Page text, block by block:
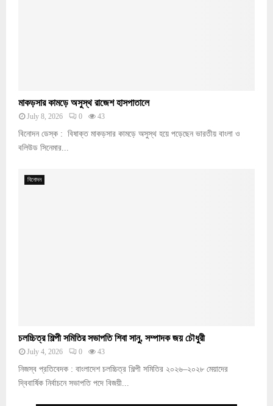
মাকড়সার কামড়ে অসুস্থ রাজেশ হাসপাতালে
July 8, 2026 0 43
বিনোদন ডেস্ক : বিষাক্ত মাকড়সার কামড়ে অসুস্থ হয়ে পড়েছেন ভারতীয় বাংলা ও
বলিউড সিনেমার...
বিনোদন
চলচ্চিত্র শিল্পী সমিতির সভাপতি শিবা সানু, সম্পাদক জয় চৌধুরী
July 4, 2026 0 43
নিজস্ব প্রতিবেদক : বাংলাদেশ চলচ্চিত্র শিল্পী সমিতির ২০২৬–২০২৮ মেয়াদের
দ্বিবার্ষিক নির্বাচনে সভাপতি পদে বিজয়ী...